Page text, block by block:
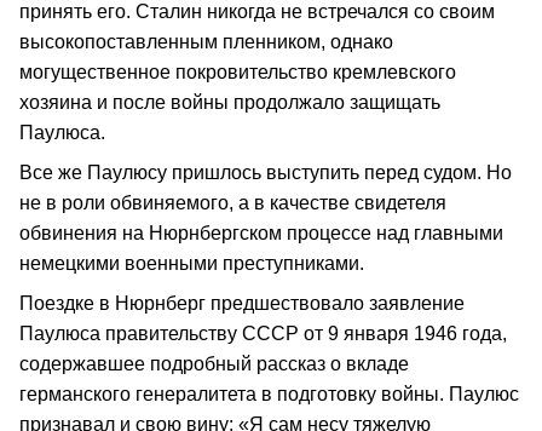
принять его. Сталин никогда не встречался со своим
высокопоставленным пленником, однако
могущественное покровительство кремлевского
хозяина и после войны продолжало защищать
Паулюса.
Все же Паулюсу пришлось выступить перед судом. Но
не в роли обвиняемого, а в качестве свидетеля
обвинения на Нюрнбергском процессе над главными
немецкими военными преступниками.
Поездке в Нюрнберг предшествовало заявление
Паулюса правительству СССР от 9 января 1946 года,
содержавшее подробный рассказ о вкладе
германского генералитета в подготовку войны. Паулюс
признавал и свою вину: «Я сам несу тяжелую